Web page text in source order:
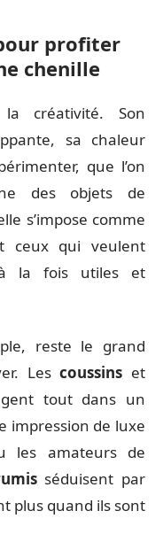
profiter
chenille
créativité. Son
sa chaleur
que l’on
des objets de
s’impose comme
ceux qui veulent
la fois utiles et
reste le grand
Lescoussins et
tout dans un
impression de luxe
les amateurs de
séduisent par
plus quand ils sont